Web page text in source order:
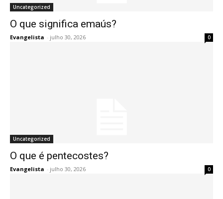
Uncategorized
O que significa emaús?
Evangelista - julho 30, 2026 0
Uncategorized
O que é pentecostes?
Evangelista - julho 30, 2026 0